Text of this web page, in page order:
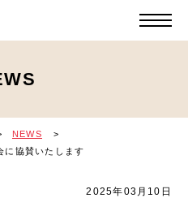
NEWS
に協賛いたします
2025年03月10日